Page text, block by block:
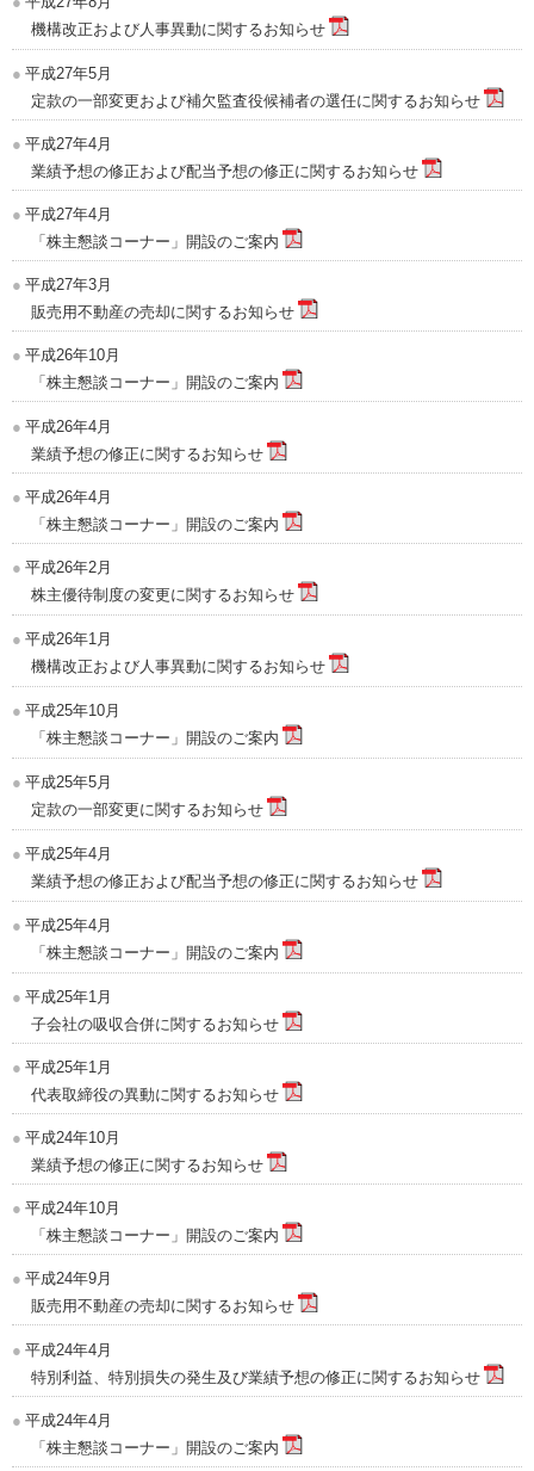
機構改正および人事異動に関するお知らせ
平成27年5月
定款の一部変更および補欠監査役候補者の選任に関するお知らせ
平成27年4月
業績予想の修正および配当予想の修正に関するお知らせ
平成27年4月
「株主懇談コーナー」開設のご案内
平成27年3月
販売用不動産の売却に関するお知らせ
平成26年10月
「株主懇談コーナー」開設のご案内
平成26年4月
業績予想の修正に関するお知らせ
平成26年4月
「株主懇談コーナー」開設のご案内
平成26年2月
株主優待制度の変更に関するお知らせ
平成26年1月
機構改正および人事異動に関するお知らせ
平成25年10月
「株主懇談コーナー」開設のご案内
平成25年5月
定款の一部変更に関するお知らせ
平成25年4月
業績予想の修正および配当予想の修正に関するお知らせ
平成25年4月
「株主懇談コーナー」開設のご案内
平成25年1月
子会社の吸収合併に関するお知らせ
平成25年1月
代表取締役の異動に関するお知らせ
平成24年10月
業績予想の修正に関するお知らせ
平成24年10月
「株主懇談コーナー」開設のご案内
平成24年9月
販売用不動産の売却に関するお知らせ
平成24年4月
特別利益、特別損失の発生及び業績予想の修正に関するお知らせ
平成24年4月
「株主懇談コーナー」開設のご案内